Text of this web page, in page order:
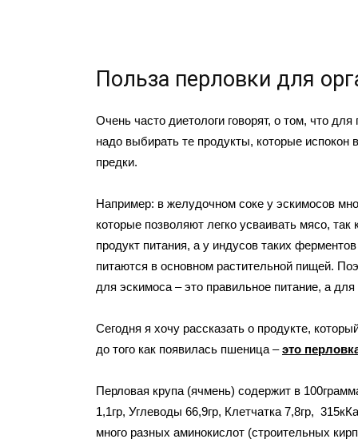
Польза перловки для
Очень часто диетологи говорят, о том, что для
надо выбирать те продукты, которые испокон
предки.
Например: в желудочном соке у эскимосов
которые позволяют легко усваивать мясо, так
продукт питания, а у индусов таких
питаются в основном растительной пищей.
для эскимоса – это правильное питание, а
Сегодня я хочу рассказать о продукте,
до того как появилась пшеница –это
Перловая крупа (ячмень) содержит в
1,1гр, Углеводы 66,9гр, Клетчатка 7,8гр,
много разных аминокислот (строительных